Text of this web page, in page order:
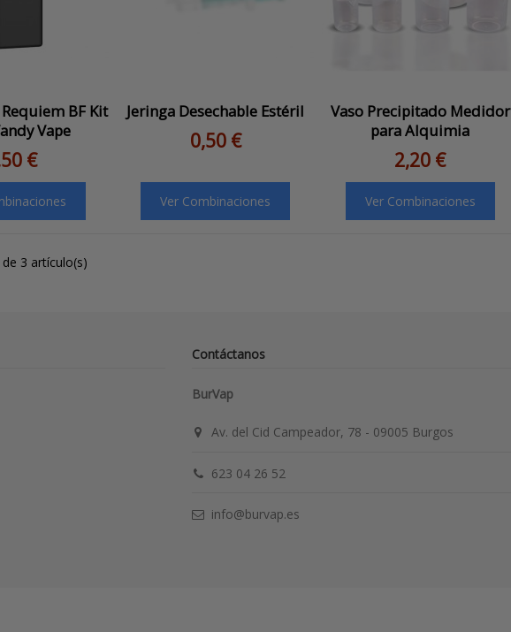
BF Kit
Vape
€
Jeringa Desechable Estéril
0,50 €
Ver Combinaciones
Vaso Precipitado Medidor
para Alquimia
2,20 €
Ver Combinaciones
3 artículo(s)
Contáctanos
BurVap
Av. del Cid Campeador, 78 - 09005 Burgos
623 04 26 52
info@burvap.es